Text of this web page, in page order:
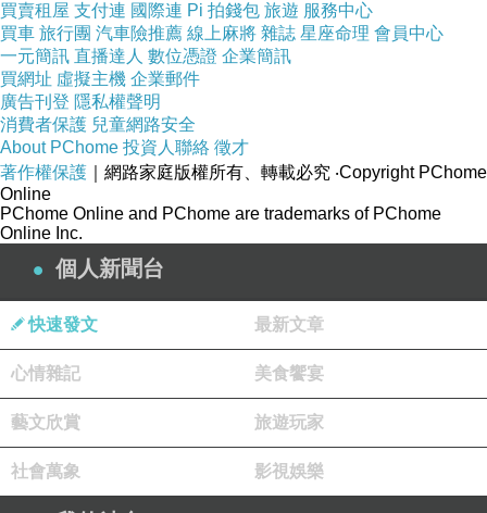
我與凱薩琳有約，所以，我留在飯店的
Lobby等她。不一會，她嬝嬝婷婷的出現在我眼
前。小妮子兩年未見，變化可真不少，最起碼打
扮上已進步很多啦。女大十八變，終於在她身上
獲得了印證。禮貌上的寒喧過後，兩人步向她預
約的槓多拉碼頭走去。水都威尼斯景色依舊，人
來人往仍然忙碌得不可開交。世界各地慕名而來
的觀光客，搭乘著聞名的槓多拉（
威尼斯全區有五十餘條水道，以及四百多座
的古蹟橋樑。這些船隻與橋樑，充分的展現出義
大利人的藝術天份。沿河的建築午物群，毗連起
伏各具特色。河上來往之槓多拉，形形色色，各
自一路賣弄風情。柔中帶著豪邁的義大利小曲，
買賣租屋 支付連 國際連 Pi 拍錢包 旅遊 服務中心
買車 旅行團 汽車險推薦 線上麻將 雜誌 星座命理 會員中心
一元簡訊 直播達人 數位憑證 企業簡訊
買網址 虛擬主機 企業郵件
廣告刊登 隱私權聲明
消費者保護 兒童網路安全
About PChome 投資人聯絡 徵才
著作權保護 ｜網路家庭版權所有、轉載必究 ‧Copyright PChome
Online
PChome Online and PChome are trademarks of PChome
Online Inc.
個人新聞台
快速發文 最新文章
心情雜記 美食饗宴
藝文欣賞 旅遊玩家
社會萬象 影視娛樂